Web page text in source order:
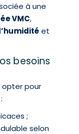
à une
VMC,
et
besoins
opter pour
:
;
selon